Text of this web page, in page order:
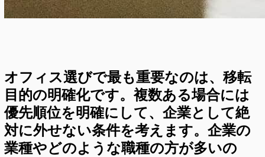
オフィス選びで最も重要なのは、移転
目的の明確化です。複数ある場合には
優先順位を明確にして、企業として絶
対に外せない条件を考えます。企業の
業種やどのような職種の方が多いの